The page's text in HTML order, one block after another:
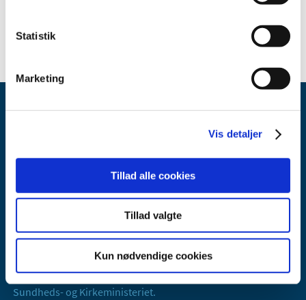
Statistik
Marketing
Vis detaljer
Tillad alle cookies
Tillad valgte
Kun nødvendige cookies
Lægemiddelstyrelsen
Email:dkma@dkma.dk
Lægemiddelstyrelsen er en del af
Sundheds- og Kirkeministeriet.